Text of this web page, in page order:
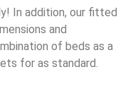
In addition, our fitted
and
of beds as a
for as standard.